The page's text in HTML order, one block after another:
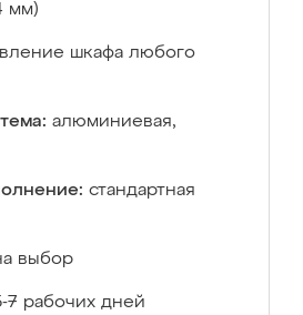
мм)
шкафа любого
алюминиевая,
стандартная
выбор
7 рабочих дней